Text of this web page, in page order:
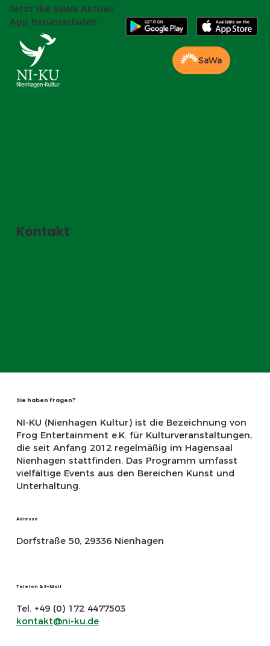
Jetzt die SaWa Aktuell
App herunterladen:
SaWa
Kontakt
Sie haben Fragen?
NI-KU (Nienhagen Kultur) ist die Bezeichnung von
Frog Entertainment e.K. für Kulturveranstaltungen,
die seit Anfang 2012 regelmäßig im Hagensaal
Nienhagen stattfinden. Das Programm umfasst
vielfältige Events aus den Bereichen Kunst und
Unterhaltung.
Adresse
Dorfstraße 50, 29336 Nienhagen
Telefon & E-Mail
Tel. +49 (0) 172 4477503
kontakt@ni-ku.de